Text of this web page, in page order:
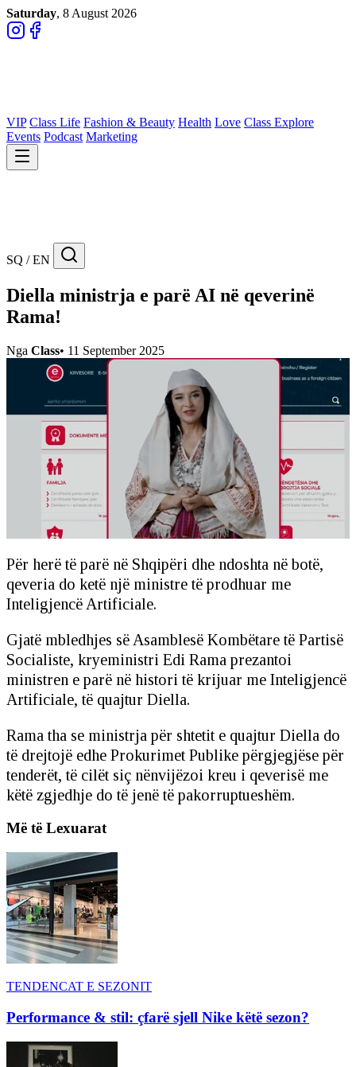
Saturday, 8 August 2026
VIP Class Life Fashion & Beauty Health Love Class Explore
Events Podcast Marketing
SQ / EN
Diella ministrja e parë AI në qeverinë
Rama!
Nga Class• 11 September 2025
Për herë të parë në Shqipëri dhe ndoshta në botë,
qeveria do ketë një ministre të prodhuar me
Inteligjencë Artificiale.
Gjatë mbledhjes së Asamblesë Kombëtare të Partisë
Socialiste, kryeministri Edi Rama prezantoi
ministren e parë në histori të krijuar me Inteligjencë
Artificiale, të quajtur Diella.
Rama tha se ministrja për shtetit e quajtur Diella do
të drejtojë edhe Prokurimet Publike përgjegjëse për
tenderët, të cilët siç nënvijëzoi kreu i qeverisë me
këtë zgjedhje do të jenë të pakorruptueshëm.
Më të Lexuarat
TENDENCAT E SEZONIT
Performance & stil: çfarë sjell Nike këtë sezon?